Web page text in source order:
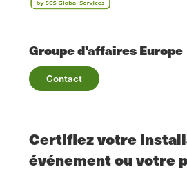
Groupe d'affaires Europe
Contact
Certifiez votre
événement ou votre